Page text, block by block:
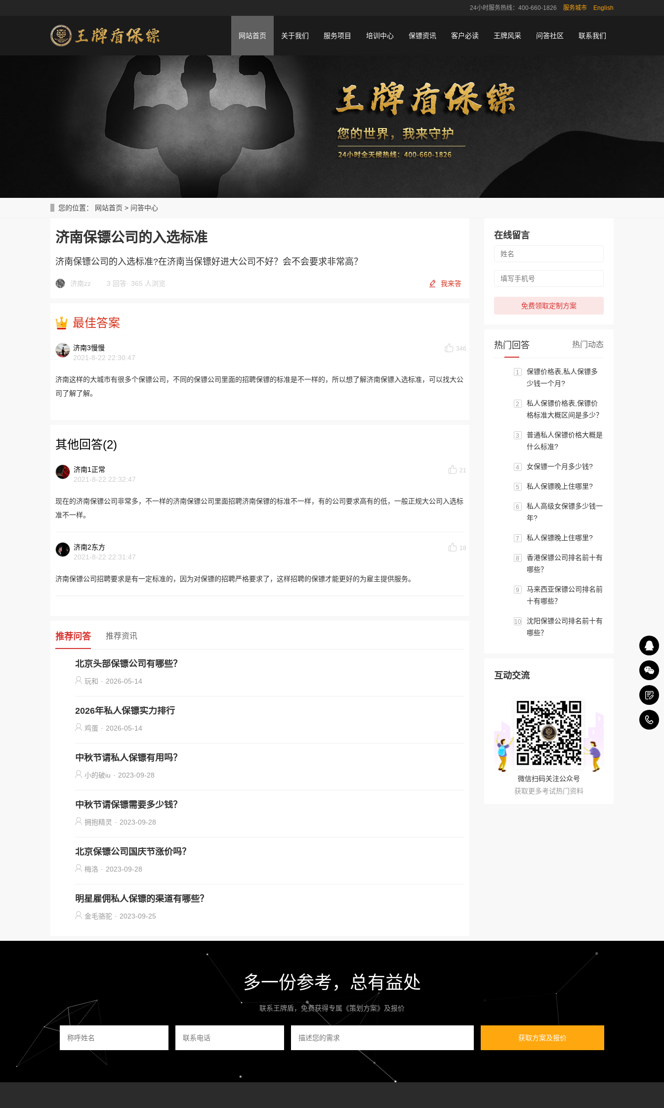
24小时服务热线：400-660-1826 服务城市 English
网站首页 关于我们 服务项目 培训中心 保镖资讯 客户必读 王牌风采 问答社区 联系我们
您的位置： 网站首页 > 问答中心
济南保镖公司的入选标准
济南保镖公司的入选标准?在济南当保镖好进大公司不好？会不会要求非常高？
济南zz 3 回答· 365 人浏览 我来答
最佳答案
济南3慢慢
2021-8-22 22:30:47
346
济南这样的大城市有很多个保镖公司，不同的保镖公司里面的招聘保镖的标准是不一样的，所以想了解济南保镖入选标准，可以找大公
司了解了解。
其他回答(2)
济南1正常
2021-8-22 22:32:47
21
现在的济南保镖公司非常多，不一样的济南保镖公司里面招聘济南保镖的标准不一样，有的公司要求高有的低，一般正规大公司入选标
准不一样。
济南2东方
2021-8-22 22:31:47
18
济南保镖公司招聘要求是有一定标准的，因为对保镖的招聘严格要求了，这样招聘的保镖才能更好的为雇主提供服务。
推荐问答 推荐资讯
北京头部保镖公司有哪些？
玩和 · 2026-05-14
2026年私人保镖实力排行
鸡蛋 · 2026-05-14
中秋节请私人保镖有用吗？
小的破iu · 2023-09-28
中秋节请保镖需要多少钱？
拥抱精灵 · 2023-09-28
北京保镖公司国庆节涨价吗？
梅洛 · 2023-09-28
明星雇佣私人保镖的渠道有哪些？
金毛骆驼 · 2023-09-25
在线留言
免费领取定制方案
热门回答 热门动态
1
保镖价格表,私人保镖多
少钱一个月?
2
私人保镖价格表,保镖价
格标准大概区间是多少？
3
普通私人保镖价格大概是
什么标准?
4 女保镖一个月多少钱?
5 私人保镖晚上住哪里?
6
私人高级女保镖多少钱一
年?
7 私人保镖晚上住哪里?
8
香港保镖公司排名前十有
哪些？
9
马来西亚保镖公司排名前
十有哪些？
10
沈阳保镖公司排名前十有
哪些？
互动交流
微信扫码关注公众号
获取更多考试热门资料
多一份参考，总有益处
联系王牌盾，免费获得专属《策划方案》及报价
获取方案及报价